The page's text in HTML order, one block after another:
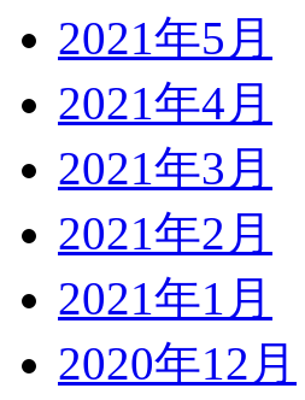
2021年5月
2021年4月
2021年3月
2021年2月
2021年1月
2020年12月